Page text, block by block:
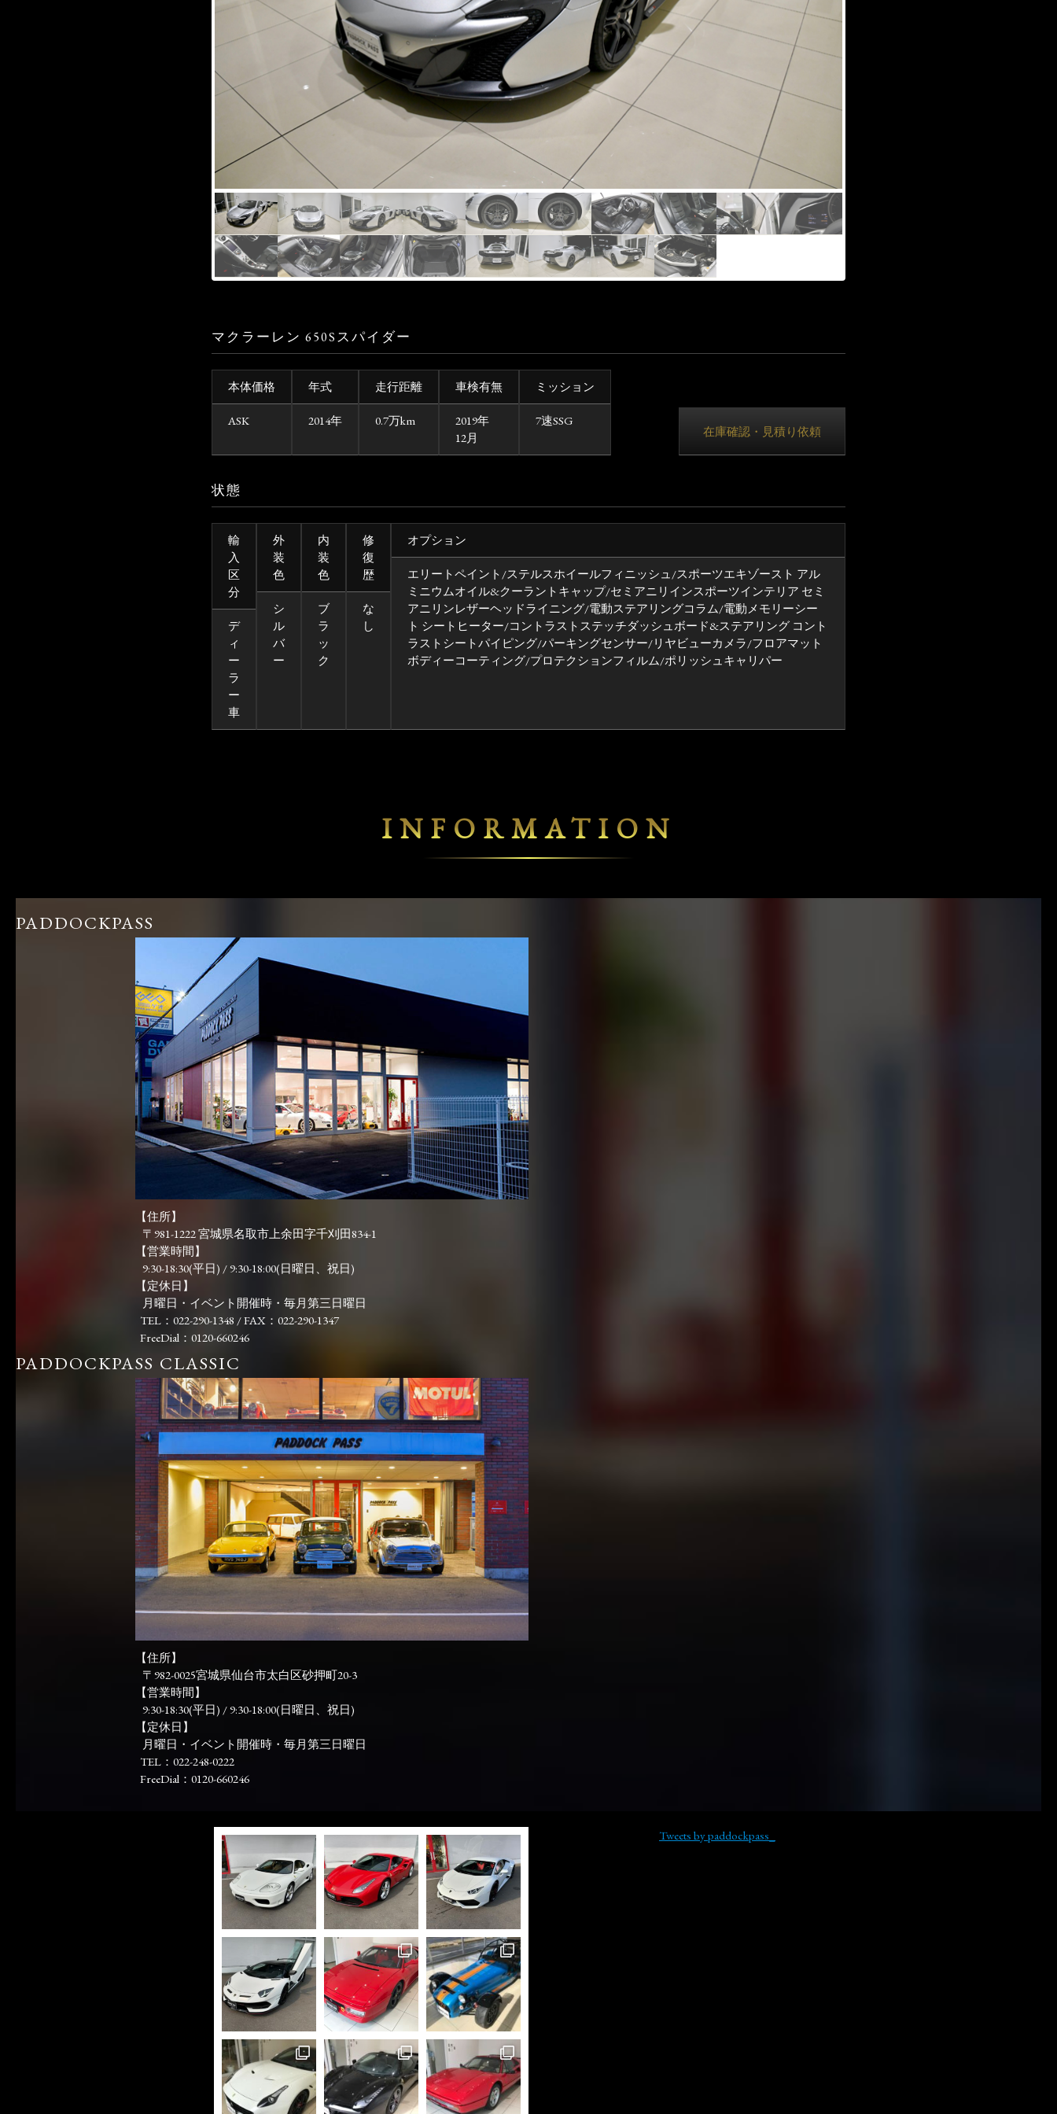
マクラーレン 650Sスパイダー
本体価格
ASK
年式
2014年
走行距離
0.7万km
車検有無
2019年
12月
ミッション
7速SSG
在庫確認・見積り依頼
状態
輸
入
区
分
デ
ィ
ー
ラ
ー
車
外
装
色
シ
ル
バ
ー
内
装
色
ブ
ラ
ッ
ク
修
復
歴
な
し
オプション
エリートペイント/ステルスホイールフィニッシュ/スポーツエキゾースト アル
ミニウムオイル&クーラントキャップ/セミアニリインスポーツインテリア セミ
アニリンレザーヘッドライニング/電動ステアリングコラム/電動メモリーシー
ト シートヒーター/コントラストステッチダッシュボード&ステアリング コント
ラストシートパイピング/パーキングセンサー/リヤビューカメラ/フロアマット
ボディーコーティング/プロテクションフィルム/ポリッシュキャリパー
INFORMATION
PADDOCKPASS
【住所】
〒981-1222 宮城県名取市上余田字千刈田834-1
【営業時間】
9:30-18:30(平日) / 9:30-18:00(日曜日、祝日)
【定休日】
月曜日・イベント開催時・毎月第三日曜日
TEL：022-290-1348 / FAX：022-290-1347
FreeDial：0120-660246
PADDOCKPASS CLASSIC
【住所】
〒982-0025宮城県仙台市太白区砂押町20-3
【営業時間】
9:30-18:30(平日) / 9:30-18:00(日曜日、祝日)
【定休日】
月曜日・イベント開催時・毎月第三日曜日
TEL：022-248-0222
FreeDial：0120-660246
Tweets by paddockpass_